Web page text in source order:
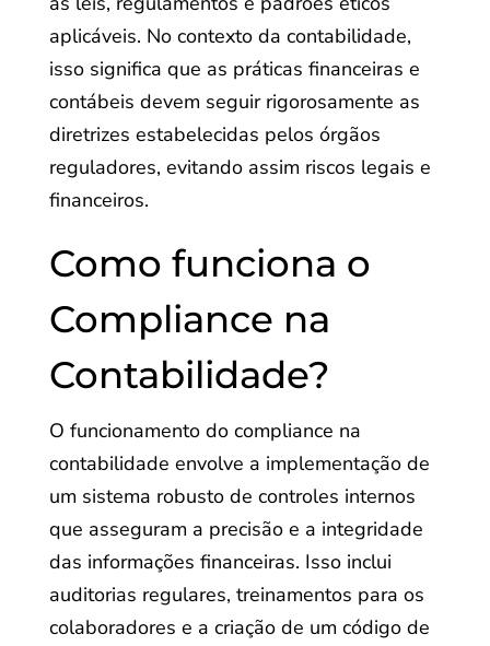
aplicáveis. No contexto da contabilidade,
isso significa que as práticas financeiras e
contábeis devem seguir rigorosamente as
diretrizes estabelecidas pelos órgãos
reguladores, evitando assim riscos legais e
financeiros.
Como funciona o
Compliance na
Contabilidade?
O funcionamento do compliance na
contabilidade envolve a implementação de
um sistema robusto de controles internos
que asseguram a precisão e a integridade
das informações financeiras. Isso inclui
auditorias regulares, treinamentos para os
colaboradores e a criação de um código de